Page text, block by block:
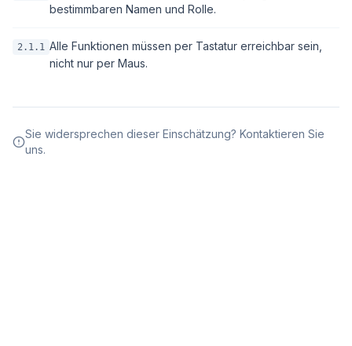
bestimmbaren Namen und Rolle.
2.1.1 Alle Funktionen müssen per Tastatur erreichbar sein,
nicht nur per Maus.
Sie widersprechen dieser Einschätzung? Kontaktieren Sie
uns.